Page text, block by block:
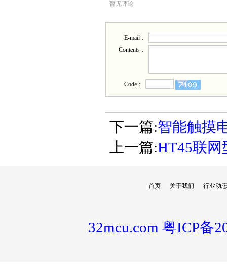
暂无评论
E-mail：
Contents：
Code：
下一篇:智能触摸
上一篇:HT45联网
首页 关于我们 行业动态
32mcu.com 粤ICP备